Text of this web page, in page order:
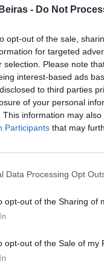
- Do Not
opt-out of the sale,
for targeted
selection. Please note
interest-based ads
to third parties
of your personal
This information may
Participants that may
Data Processing Opt
opt-out of the Sharing of
opt-out of the Sale of my
o acesso ao
Arrifana, estando a
e a Estrada da
encerrada ao trânsito
foi interditada, em
das condições de
“logo que
solicitando o
a utilização de